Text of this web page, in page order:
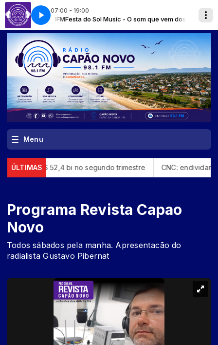
07:00 - 19:00
98.1FMFesta do Sol Music - O som que vem dos oceanos / Avalie a
Menu
ÚLTIMAS
R$ 52,4 bi no segundo trimestre CNC: endividamento
Programa Revista Capao
Novo
Todos sábados pela manha. Apresentacão do
radialista Gustavo Pibernat